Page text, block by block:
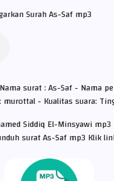
Surah As-Saf mp3
surat : As-Saf - Nama
murottal - Kualitas suara:
Siddiq El-Minsyawi
surat As-Saf mp3 Klik